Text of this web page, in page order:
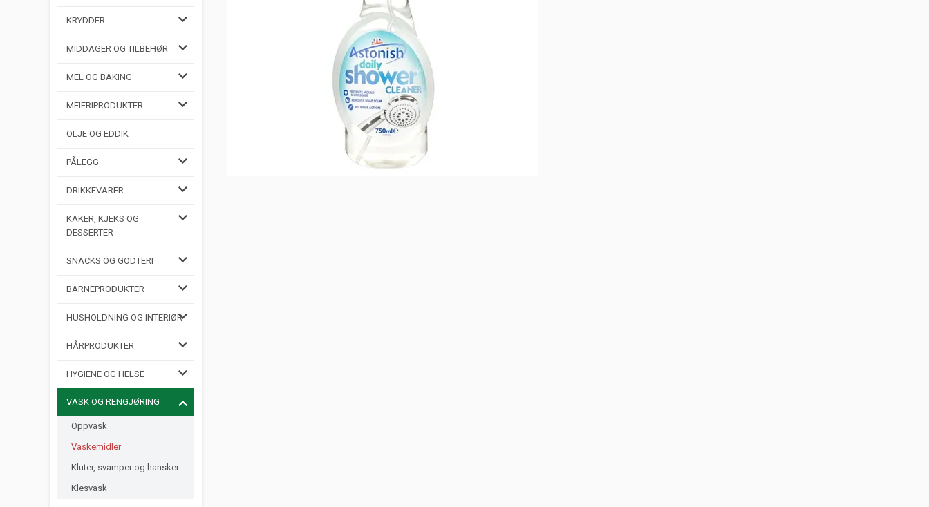
KRYDDER
MIDDAGER OG TILBEHØR
MEL OG BAKING
MEIERIPRODUKTER
OLJE OG EDDIK
PÅLEGG
DRIKKEVARER
KAKER, KJEKS OG
DESSERTER
SNACKS OG GODTERI
BARNEPRODUKTER
HUSHOLDNING OG INTERIØR
HÅRPRODUKTER
HYGIENE OG HELSE
VASK OG RENGJØRING
Oppvask
Vaskemidler
Kluter, svamper og hansker
Klesvask